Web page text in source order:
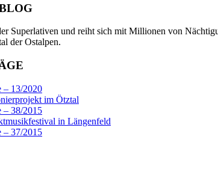
Superlativen und reiht sich mit Millionen von
der Ostalpen.
– 13/2020
im Ötztal
– 38/2015
in Längenfeld
– 37/2015